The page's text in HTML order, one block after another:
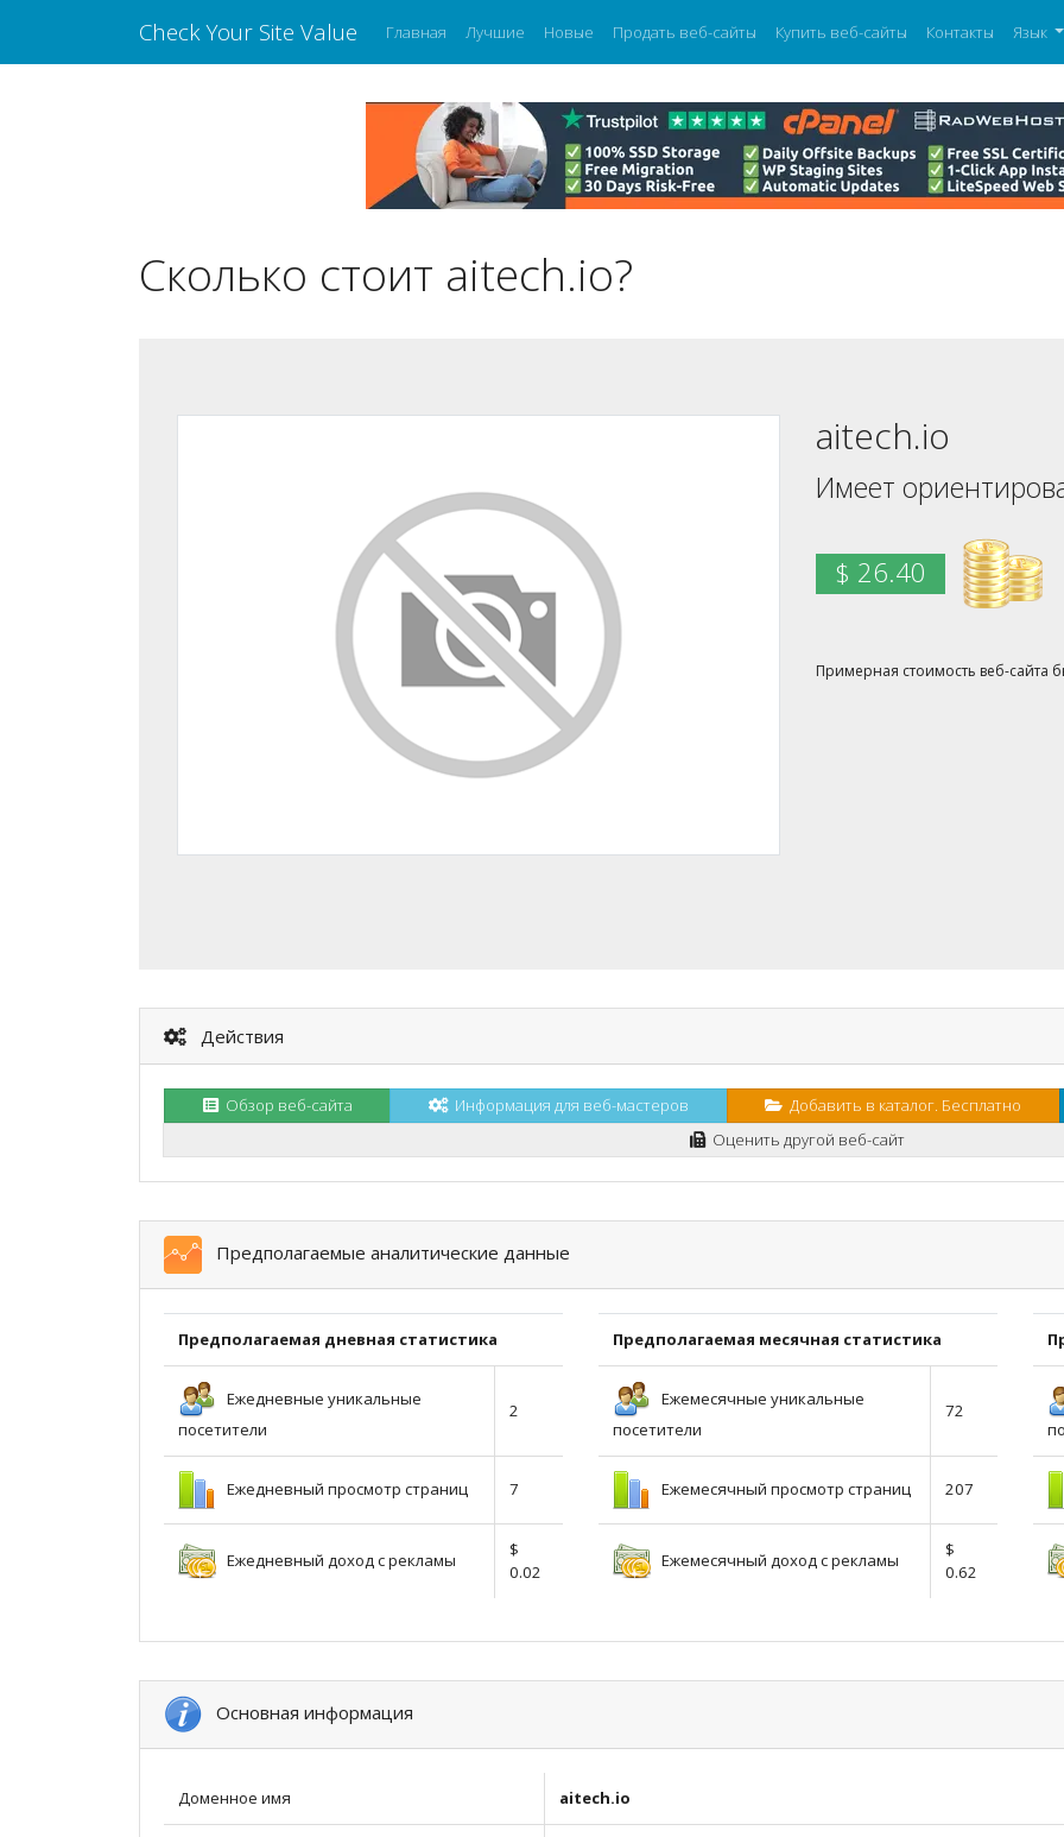
Check Your Site Value Главная Лучшие Новые Продать веб-сайты Купить веб-сайты Контакты Язык
Сколько стоит aitech.io?
aitech.io
Имеет
$ 26.40
Примерная стоимость веб-сайта
Действия
Обзор веб-сайта Информация для веб-мастеров
Добавить в каталог. Бесплатно
Оценить другой веб-сайт
Предполагаемые аналитические данные
Предполагаемая дневная статистика
Ежедневные уникальные
посетители
2
Ежедневный просмотр страниц 7
Ежедневный доход с рекламы
$
0.02
Предполагаемая месячная статистика
Ежемесячные уникальные
посетители
72
Ежемесячный просмотр страниц 207
Ежемесячный доход с рекламы
$
0.62
Основная информация
Доменное имя aitech.io